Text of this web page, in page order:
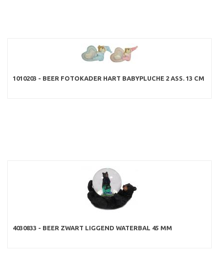
1010203 - BEER FOTOKADER HART BABYPLUCHE 2 ASS. 13 CM
4030833 - BEER ZWART LIGGEND WATERBAL 45 MM